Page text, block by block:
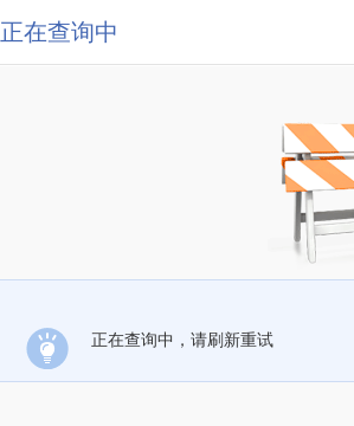
正在查询中
正在查询中，请刷新重试